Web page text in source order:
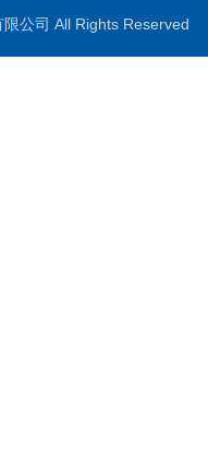
限公司 All Rights